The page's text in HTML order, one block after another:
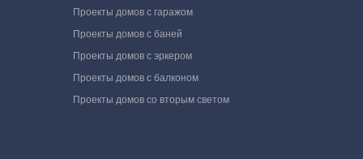
Проекты домов с гаражом
Проекты домов с баней
Проекты домов с эркером
Проекты домов с балконом
Проекты домов со вторым светом